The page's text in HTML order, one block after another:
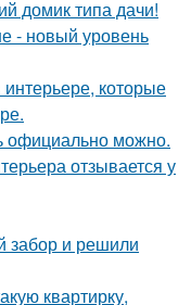
домик типа дачи!
- новый уровень
которые
официально можно.
отзывается у
забор и решили
квартирку,